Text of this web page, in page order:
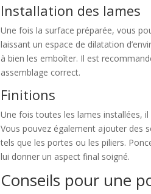
Installation des lames
Une fois la surface préparée, vous
laissant un espace de dilatation
à bien les emboîter. Il est
assemblage correct.
Finitions
Une fois toutes les lames installées,
Vous pouvez également ajouter des
tels que les portes ou les piliers.
lui donner un aspect final soigné.
Conseils pour une